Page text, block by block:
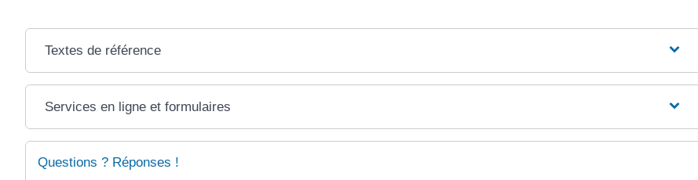
Textes de référence
Services en ligne et formulaires
Questions ? Réponses !